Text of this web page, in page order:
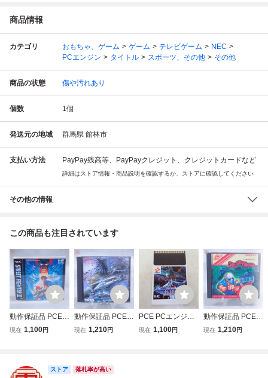
商品情報
カテゴリ おもちゃ、ゲーム ゲーム テレビゲーム
NEC
PCエンジン
タイトル スポーツ、その他 その他
商品の状態 傷や汚れあり
個数 1個
発送元の地域 群馬県 館林市
支払い方法 PayPay残高等、PayPayクレジット、クレジットカードなど
詳細はストア情報・商品説明を確認するか、ストアに確認してください
その他の情報
この商品も注目されています
動作保証品 PCE P
Cエンジン Huカー
R II’ 箱説帯ハガキ
現在 1,100円
動作保証品 PCE P
Cエンジン Huカー
現在 1,210円
PCE PCエンジン
Huカード GRADI
現在 1,100円
動作保証品 PCE P
Cエンジン Huカー
現在 1,210円
ストア 落札率が高い